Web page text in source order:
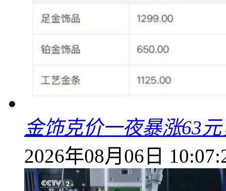
金饰克价一夜暴涨63
2026年08月06日